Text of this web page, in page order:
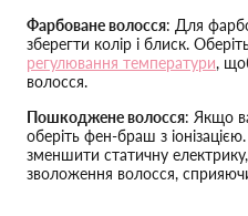
Фарбоване волосся: Для
зберегти колір і блиск.
регулювання температури,
волосся.
Пошкоджене волосся: Якщо
оберіть фен-браш з
зменшити статичну
зволоження волосся,